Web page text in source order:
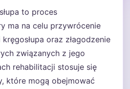
to proces
ma na celu przywrócenie
oraz złagodzenie
związanych z jego
rehabilitacji stosuje się
które mogą obejmować